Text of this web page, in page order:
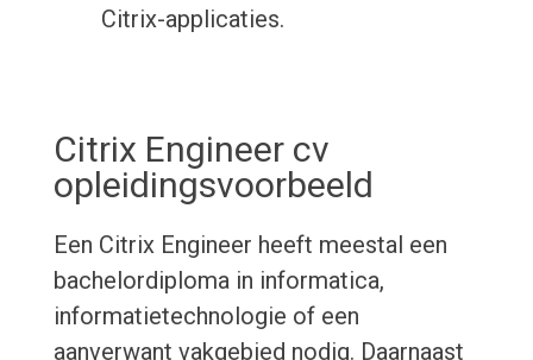
Citrix-applicaties.
Citrix Engineer cv
opleidingsvoorbeeld
Een Citrix Engineer heeft meestal een
bachelordiploma in informatica,
informatietechnologie of een
aanverwant vakgebied nodig. Daarnaast